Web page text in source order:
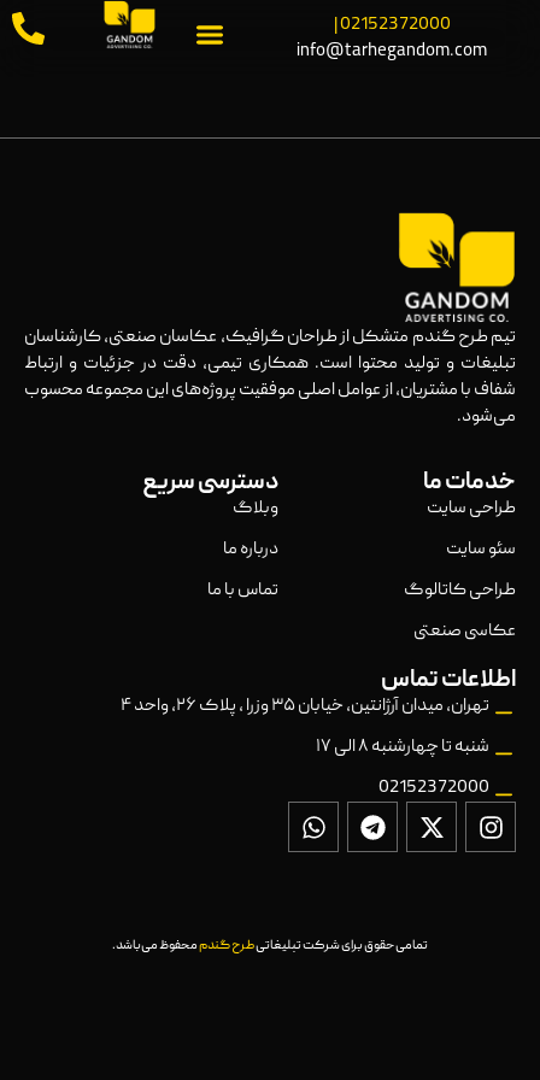
02152372000 |
info@tarhegandom.com
تیم طرح گندم متشکل از طراحان گرافیک، عکاسان صنعتی، کارشناسان
تبلیغات و تولید محتوا است. همکاری تیمی، دقت در جزئیات و ارتباط
شفاف با مشتریان، از عوامل اصلی موفقیت پروژه‌های این مجموعه محسوب
می‌شود.
خدمات ما
طراحی سایت
سئو سایت
طراحی کاتالوگ
عکاسی صنعتی
دسترسی سریع
وبلاگ
درباره ما
تماس با ما
اطلاعات تماس
تهران، میدان آرژانتین، خیابان ۳۵ وزرا ، پلاک ۲۶، واحد ۴
شنبه تا چهارشنبه ۸ الی ۱۷
02152372000
تمامی حقوق برای شرکت تبلیغاتیطرح گندممحفوظ می‌باشد.